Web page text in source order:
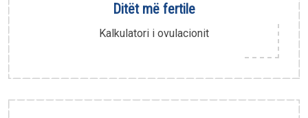
Ditët më fertile
Kalkulatori i ovulacionit